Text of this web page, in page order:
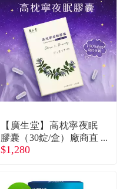
【廣生堂】高枕寧夜眠
膠囊（30錠/盒）廠商直
送
$1,280